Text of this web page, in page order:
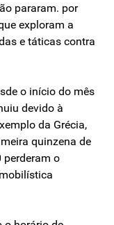
pararam. por
exploram a
e táticas contra
o início do mês
devido à
da Grécia,
quinzena de
perderam o